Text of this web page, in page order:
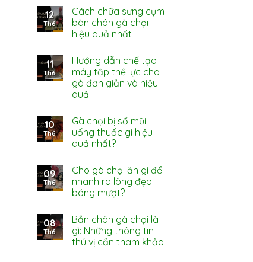
12
Th6
Cách chữa sưng cụm
bàn chân gà chọi
hiệu quả nhất
11
Th6
Hướng dẫn chế tạo
máy tập thể lực cho
gà đơn giản và hiệu
quả
10
Th6
Gà chọi bị sổ mũi
uống thuốc gì hiệu
quả nhất?
09
Th6
Cho gà chọi ăn gì để
nhanh ra lông đẹp
bóng mượt?
08
Th6
Bắn chân gà chọi là
gì: Những thông tin
thú vị cần tham khảo